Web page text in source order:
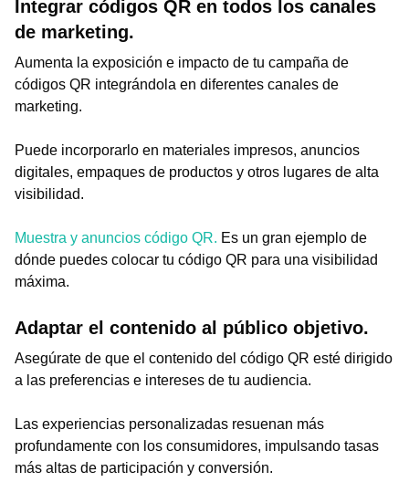
Integrar códigos QR en todos los canales
de marketing.
Aumenta la exposición e impacto de tu campaña de
códigos QR integrándola en diferentes canales de
marketing.
Puede incorporarlo en materiales impresos, anuncios
digitales, empaques de productos y otros lugares de alta
visibilidad.
Muestra y anuncios código QR. Es un gran ejemplo de
dónde puedes colocar tu código QR para una visibilidad
máxima.
Adaptar el contenido al público objetivo.
Asegúrate de que el contenido del código QR esté dirigido
a las preferencias e intereses de tu audiencia.
Las experiencias personalizadas resuenan más
profundamente con los consumidores, impulsando tasas
más altas de participación y conversión.